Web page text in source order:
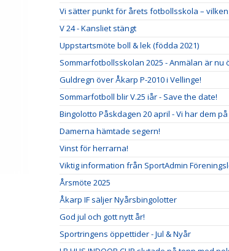
Vi sätter punkt för årets fotbollsskola –
V 24 - Kansliet stängt
Uppstartsmöte boll & lek (födda 2021)
Sommarfotbollsskolan 2025 - Anmälan är nu
Guldregn över Åkarp P-2010 i Vellinge!
Sommarfotboll blir V.25 iår - Save the date!
Bingolotto Påskdagen 20 april - Vi har dem
Damerna hämtade segern!
Vinst för herrarna!
Viktig information från SportAdmin
Årsmöte 2025
Åkarp IF säljer Nyårsbingolotter
God jul och gott nytt år!
Sportringens öppettider - Jul & Nyår